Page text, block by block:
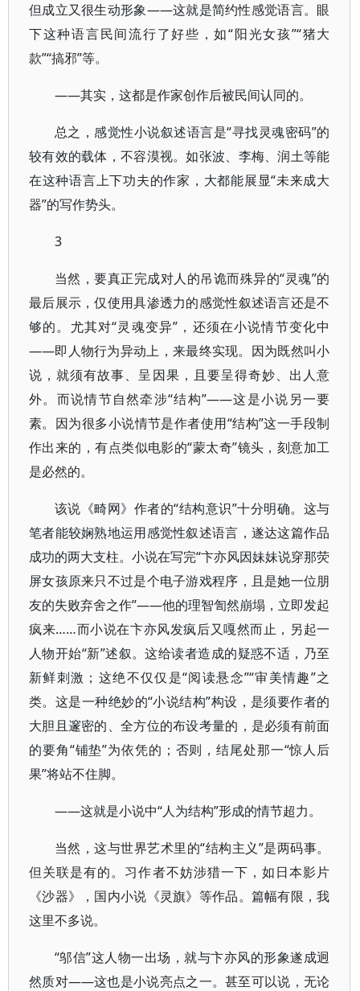
但成立又很生动形象——这就是简约性感觉语言。眼
下这种语言民间流行了好些，如“阳光女孩”“猪大
款”“搞邪”等。
——其实，这都是作家创作后被民间认同的。
总之，感觉性小说叙述语言是“寻找灵魂密码”的
较有效的载体，不容漠视。如张波、李梅、润土等能
在这种语言上下功夫的作家，大都能展显“未来成大
器”的写作势头。
3
当然，要真正完成对人的吊诡而殊异的“灵魂”的
最后展示，仅使用具渗透力的感觉性叙述语言还是不
够的。尤其对“灵魂变异”，还须在小说情节变化中
——即人物行为异动上，来最终实现。因为既然叫小
说，就须有故事、呈因果，且要呈得奇妙、出人意
外。而说情节自然牵涉“结构”——这是小说另一要
素。因为很多小说情节是作者使用“结构”这一手段制
作出来的，有点类似电影的“蒙太奇”镜头，刻意加工
是必然的。
该说《畸网》作者的“结构意识”十分明确。这与
笔者能较娴熟地运用感觉性叙述语言，遂达这篇作品
成功的两大支柱。小说在写完“卞亦风因妹妹说穿那荧
屏女孩原来只不过是个电子游戏程序，且是她一位朋
友的失败弃舍之作”——他的理智訇然崩塌，立即发起
疯来……而小说在卞亦风发疯后又嘎然而止，另起一
人物开始“新”述叙。这给读者造成的疑惑不适，乃至
新鲜刺激；这绝不仅仅是“阅读悬念”“审美情趣”之
类。这是一种绝妙的“小说结构”构设，是须要作者的
大胆且邃密的、全方位的布设考量的，是必须有前面
的要角“铺垫”为依凭的；否则，结尾处那一“惊人后
果”将站不住脚。
——这就是小说中“人为结构”形成的情节超力。
当然，这与世界艺术里的“结构主义”是两码事。
但关联是有的。习作者不妨涉猎一下，如日本影片
《沙器》，国内小说《灵旗》等作品。篇幅有限，我
这里不多说。
“邬信”这人物一出场，就与卞亦风的形象遂成迥
然质对——这也是小说亮点之一。甚至可以说，无论